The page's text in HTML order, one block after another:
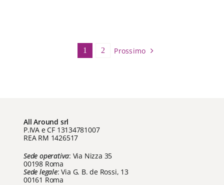
1 2 Prossimo
All Around srl
P.IVA e CF 13134781007
REA RM 1426517
Sede operativa: Via Nizza 35
00198 Roma
Sede legale: Via G. B. de Rossi, 13
00161 Roma